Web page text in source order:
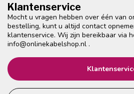
Klantenservice
Mocht u vragen hebben over één van
bestelling, kunt u altijd contact
klantenservice. Wij zijn bereikbaar via
info@onlinekabelshop.nl .